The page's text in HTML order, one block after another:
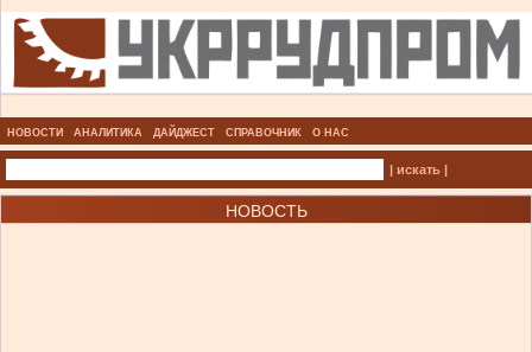
НОВОСТИ АНАЛИТИКА ДАЙДЖЕСТ СПРАВОЧНИК О НАС
| искать |
НОВОСТЬ